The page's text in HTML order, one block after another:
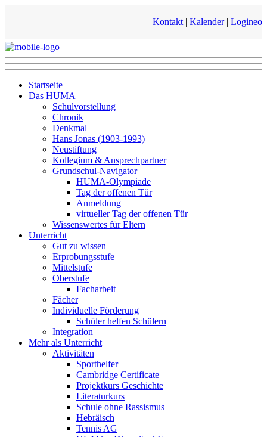
Kontakt | Kalender| Logineo
Startseite
Das HUMA
Schulvorstellung
Chronik
Denkmal
Hans Jonas (1903-1993)
Neustiftung
Kollegium & Ansprechpartner
Grundschul-Navigator
HUMA-Olympiade
Tag der offenen Tür
Anmeldung
virtueller Tag der offenen Tür
Wissenswertes für Eltern
Unterricht
Gut zu wissen
Erprobungsstufe
Mittelstufe
Oberstufe
Facharbeit
Fächer
Individuelle Förderung
Schüler helfen Schülern
Integration
Mehr als Unterricht
Aktivitäten
Sporthelfer
Cambridge Certificate
Projektkurs Geschichte
Literaturkurs
Schule ohne Rassismus
Hebräisch
Tennis AG